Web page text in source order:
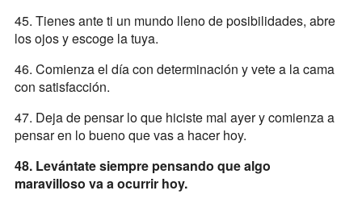
45. Tienes ante ti un mundo lleno de posibilidades, abre
los ojos y escoge la tuya.
46. Comienza el día con determinación y vete a la cama
con satisfacción.
47. Deja de pensar lo que hiciste mal ayer y comienza a
pensar en lo bueno que vas a hacer hoy.
48. Levántate siempre pensando que algo
maravilloso va a ocurrir hoy.